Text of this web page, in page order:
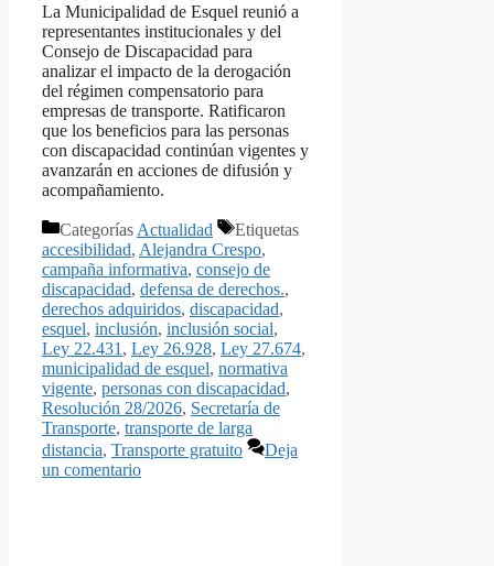
La Municipalidad de Esquel reunió a
representantes institucionales y del
Consejo de Discapacidad para
analizar el impacto de la derogación
del régimen compensatorio para
empresas de transporte. Ratificaron
que los beneficios para las personas
con discapacidad continúan vigentes y
avanzarán en acciones de difusión y
acompañamiento.
Categorías Actualidad
Etiquetas
accesibilidad, Alejandra Crespo,
campaña informativa, consejo de
discapacidad, defensa de derechos.,
derechos adquiridos, discapacidad,
esquel, inclusión, inclusión social,
Ley 22.431 , Ley 26.928, Ley 27.674,
municipalidad de esquel, normativa
vigente, personas con discapacidad,
Resolución 28/2026, Secretaría de
Transporte, transporte de larga
distancia, Transporte gratuito
Deja
un comentario